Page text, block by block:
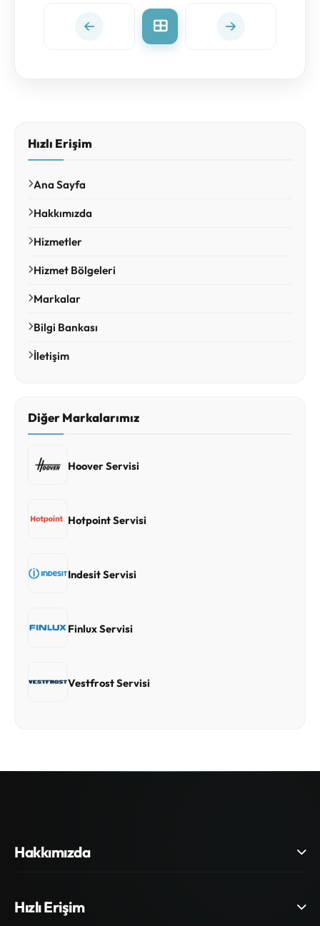
Hızlı Erişim
Ana Sayfa
Hakkımızda
Hizmetler
Hizmet Bölgeleri
Markalar
Bilgi Bankası
İletişim
Diğer Markalarımız
Hoover Servisi
Hotpoint Servisi
Indesit Servisi
Finlux Servisi
Vestfrost Servisi
Hakkımızda
Hızlı Erişim